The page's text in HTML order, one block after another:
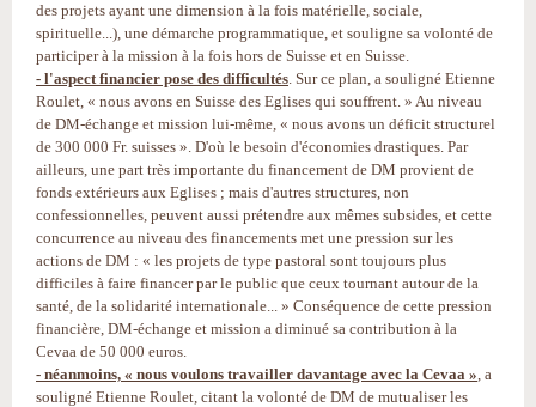
des projets ayant une dimension à la fois matérielle, sociale,
spirituelle...), une démarche programmatique, et souligne sa volonté de
participer à la mission à la fois hors de Suisse et en Suisse.
- l'aspect financier pose des difficultés. Sur ce plan, a souligné Etienne
Roulet, « nous avons en Suisse des Eglises qui souffrent. » Au niveau
de DM-échange et mission lui-même, « nous avons un déficit structurel
de 300 000 Fr. suisses ». D'où le besoin d'économies drastiques. Par
ailleurs, une part très importante du financement de DM provient de
fonds extérieurs aux Eglises ; mais d'autres structures, non
confessionnelles, peuvent aussi prétendre aux mêmes subsides, et cette
concurrence au niveau des financements met une pression sur les
actions de DM : « les projets de type pastoral sont toujours plus
difficiles à faire financer par le public que ceux tournant autour de la
santé, de la solidarité internationale... » Conséquence de cette pression
financière, DM-échange et mission a diminué sa contribution à la
Cevaa de 50 000 euros.
- néanmoins, « nous voulons travailler davantage avec la Cevaa », a
souligné Etienne Roulet, citant la volonté de DM de mutualiser les